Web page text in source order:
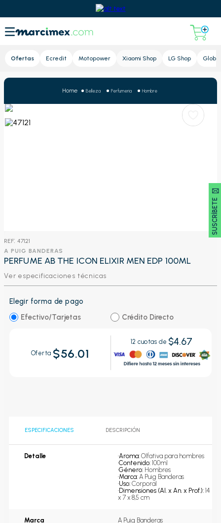
Ofertas Ecredit Motopower Xiaomi Shop LG Shop Global
SUSCRÍBETE 🖂
Belleza Perfumeria Hombre
: 47121
A PUIG BANDERAS
PERFUME AB THE ICON ELIXIR MEN EDP 100ML
Ver especificaciones técnicas
Elegir forma de pago
Efectivo/Tarjetas
Crédito Directo
Oferta $56.01
12 cuotas de $4.67
ESPECIFICACIONES DESCRIPCIÓN
Detalle •Aroma: Olfativa para hombres
•Contenido: 100ml
•Género: Hombres
•Marca: A Puig Banderas
•Uso: Corporal
•Dimensiones (Al. x An. x Prof.): 14
x 7 x 8,5 cm
Marca A Puig Banderas